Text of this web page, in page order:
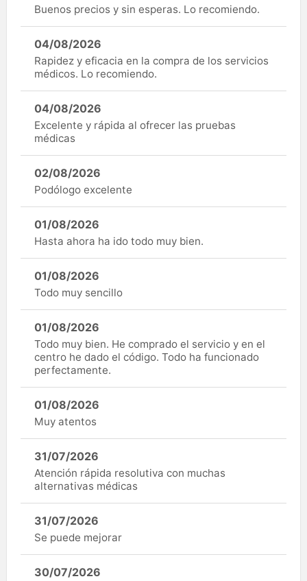
Buenos precios y sin esperas. Lo recomiendo.
04/08/2026
Rapidez y eficacia en la compra de los servicios
médicos. Lo recomiendo.
04/08/2026
Excelente y rápida al ofrecer las pruebas
médicas
02/08/2026
Podólogo excelente
01/08/2026
Hasta ahora ha ido todo muy bien.
01/08/2026
Todo muy sencillo
01/08/2026
Todo muy bien. He comprado el servicio y en el
centro he dado el código. Todo ha funcionado
perfectamente.
01/08/2026
Muy atentos
31/07/2026
Atención rápida resolutiva con muchas
alternativas médicas
31/07/2026
Se puede mejorar
30/07/2026